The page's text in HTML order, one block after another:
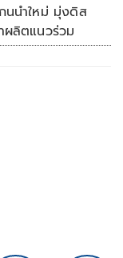
นนำใหม่ มุ่งดิส
ผลิตแนวร่วม